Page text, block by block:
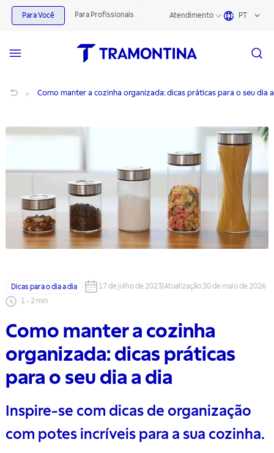
Para Você Para Profissionais Atendimento PT
Como manter a cozinha organizada: dicas práticas para o seu dia
Dicas para o dia a dia 17 de julho de 2023 Atualização:30 de maio de 2026
1- 2 min
Como manter a cozinha
organizada: dicas práticas
para o seu dia a dia
Inspire-se com dicas de organização
com potes incríveis para a sua cozinha.